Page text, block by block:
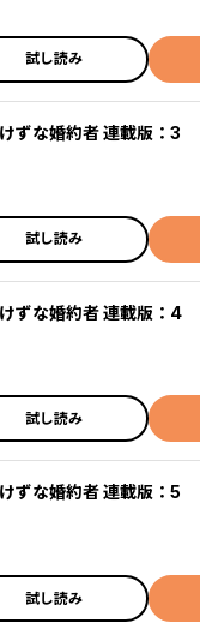
試し読み
ずな婚約者 連載版：3
試し読み
ずな婚約者 連載版：4
試し読み
ずな婚約者 連載版：5
試し読み